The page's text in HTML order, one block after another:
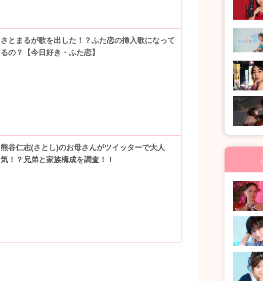
さとまるが歌を出した！？ふた恋の挿入歌になって
るの？【今日好き・ふた恋】
熊谷仁志(さとし)のお母さんがツイッターで大人
気！？兄弟と家族構成を調査！！